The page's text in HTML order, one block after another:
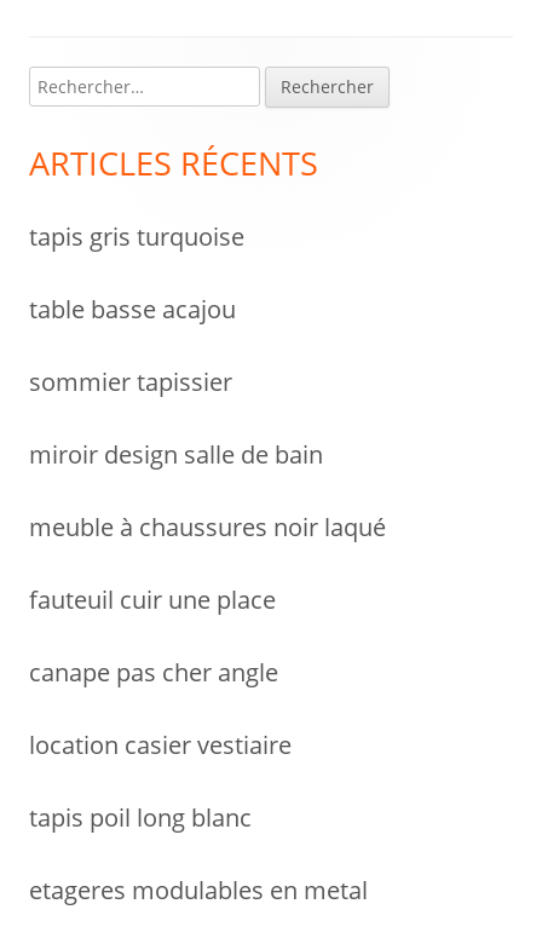
Colonne
latérale
e
h
r
e
ARTICLES RÉCENTS
tapis gris turquoise
table basse acajou
sommier tapissier
miroir design salle de bain
meuble à chaussures noir laqué
fauteuil cuir une place
canape pas cher angle
location casier vestiaire
tapis poil long blanc
etageres modulables en metal